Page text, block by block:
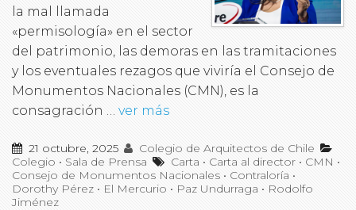
Buscar:
la mal llamada
«permisología» en el sector
del patrimonio, las demoras en las tramitaciones
y los eventuales rezagos que viviría el Consejo de
Monumentos Nacionales (CMN), es la
consagración … ver más
21 octubre, 2025
Colegio de Arquitectos de Chile
Colegio • Sala de Prensa Carta • Carta al director • CMN •
Consejo de Monumentos Nacionales • Contraloría •
Dorothy Pérez • El Mercurio • Paz Undurraga • Rodolfo
Jiménez